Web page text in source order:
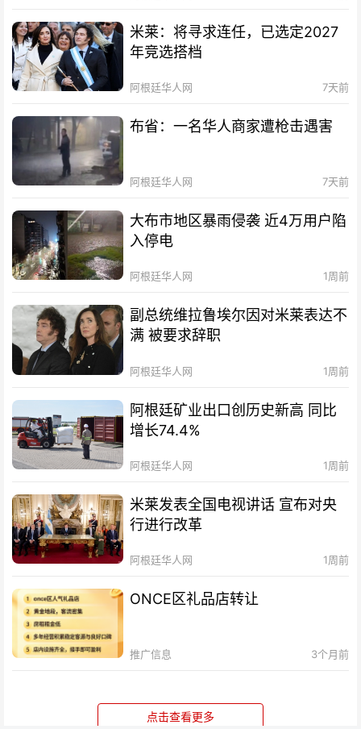
米莱：将寻求连任，已选定2027
年竞选搭档
阿根廷华人网 7天前
布省：一名华人商家遭枪击遇害
阿根廷华人网 7天前
大布市地区暴雨侵袭 近4万用户陷
入停电
阿根廷华人网 1周前
副总统维拉鲁埃尔因对米莱表达不
满 被要求辞职
阿根廷华人网 1周前
阿根廷矿业出口创历史新高 同比
增长74.4%
阿根廷华人网 1周前
米莱发表全国电视讲话 宣布对央
行进行改革
阿根廷华人网 1周前
ONCE区礼品店转让
推广信息 3个月前
点击查看更多